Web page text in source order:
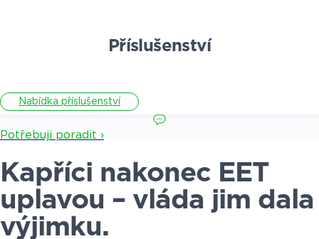
Příslušenství
Nabídka příslušenství
Potřebuji poradit ›
Kapříci nakonec EET
uplavou – vláda jim dala
výjimku.